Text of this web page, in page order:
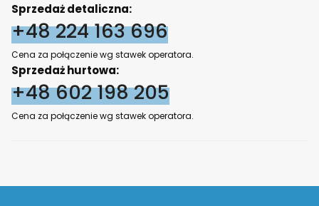
Sprzedaż detaliczna:
+48 224 163 696
Cena za połączenie wg stawek operatora.
Sprzedaż hurtowa:
+48 602 198 205
Cena za połączenie wg stawek operatora.